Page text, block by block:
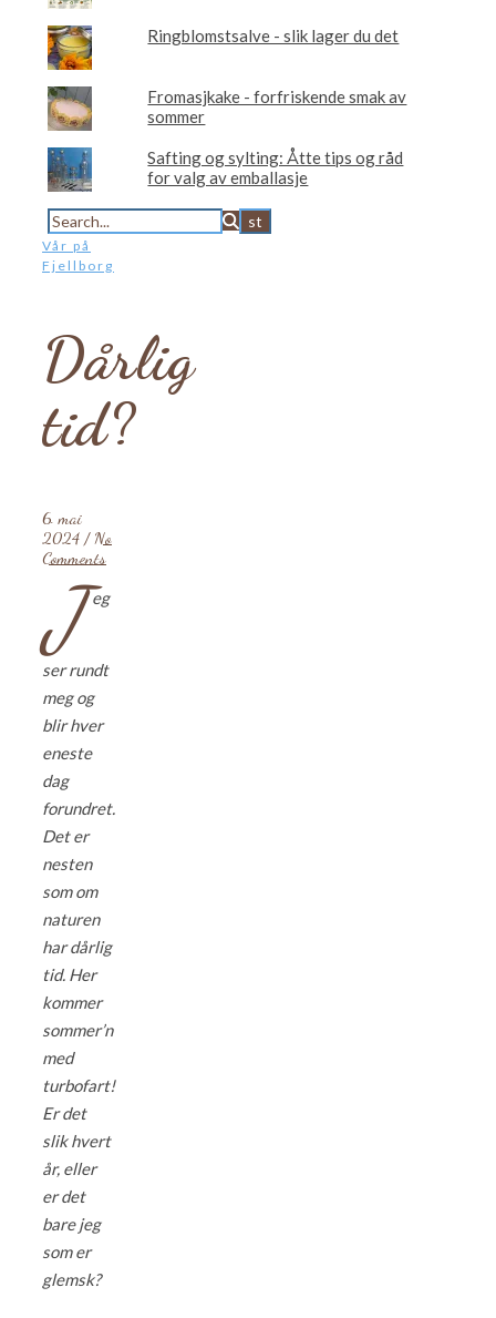
Ringblomstsalve - slik lager du det
Fromasjkake - forfriskende smak av
sommer
Safting og sylting: Åtte tips og råd
for valg av emballasje
Vår på
Fjellborg
Dårlig
tid?
6. mai
2024 / No
Comments
J eg
ser rundt
meg og
blir hver
eneste
dag
forundret.
Det er
nesten
som om
naturen
har dårlig
tid. Her
kommer
sommer’n
med
turbofart!
Er det
slik hvert
år, eller
er det
bare jeg
som er
glemsk?